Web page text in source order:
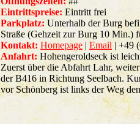
Eintrittspreise: Eintritt frei
Parkplatz: Unterhalb der Burg
Straße (Gehzeit zur Burg 10 Min.)
Kontakt: Homepage | Email | +49
Anfahrt: Hohengeroldseck ist
Zuerst über die Abfahrt Lahr,
der B416 in Richtung Seelbach.
vor Schönberg ist links der Weg